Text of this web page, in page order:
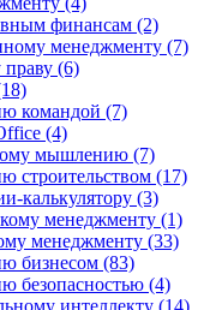
финансам (2)
менеджменту (7)
(6)
командой (7)
(4)
мышлению (7)
строительством (17)
калькулятору (3)
менеджменту (1)
менеджменту (33)
бизнесом (83)
безопасностью (4)